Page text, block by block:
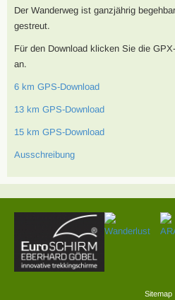
Der Wanderweg ist ganzjährig
gestreut.
Für den Download klicken Sie die
an.
6 km GPS-Download
13 km GPS-Download
15 km GPS-Download
Ausschreibung
Sitemap